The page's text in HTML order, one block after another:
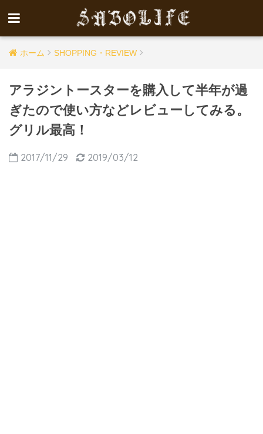
ホーム SHOPPING・REVIEW
アラジントースターを購入して半年が過
ぎたので使い方などレビューしてみる。
グリル最高！
2017/11/29 2019/03/12